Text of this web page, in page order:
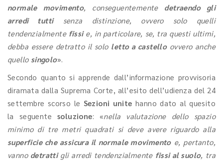
normale movimento, conseguentemente detraendo gli
arredi tuttisenza distinzione, ovvero solo quelli
tendenzialmente fissie, in particolare, se, tra questi ultimi,
debba essere detratto il solo letto a castelloovvero anche
quello singolo».
Secondo quanto si apprende dall’informazione provvisoria
diramata dalla Suprema Corte, all’esito dell’udienza del 24
settembre scorso le Sezioni unite hanno dato al quesito
la seguente soluzione: «nella valutazione dello spazio
minimo di tre metri quadrati si deve avere riguardo alla
superficie che assicura il normale movimentoe, pertanto,
vanno detrattigli arredi tendenzialmente fissi al suolo, tra